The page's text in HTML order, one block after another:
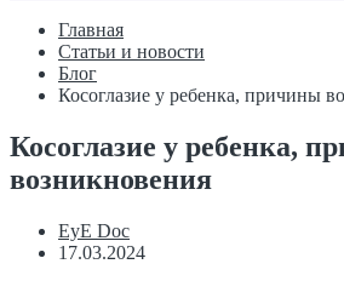
Главная
Статьи и новости
Блог
Косоглазие у ребенка, причины
Косоглазие у ребенка,
возникновения
EyE Doc
17.03.2024